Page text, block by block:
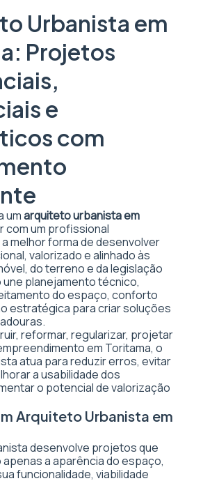
Urbanista em
Projetos
e
com
umarquiteto urbanista em
com um profissional
melhor forma de desenvolver
valorizado e alinhado às
do terreno e da legislação
une planejamento técnico,
do espaço, conforto
estratégica para criar soluções
reformar, regularizar, projetar
em Toritama, o
atua para reduzir erros, evitar
a usabilidade dos
o potencial de valorização
Arquiteto Urbanista em
desenvolve projetos que
a aparência do espaço,
funcionalidade, viabilidade